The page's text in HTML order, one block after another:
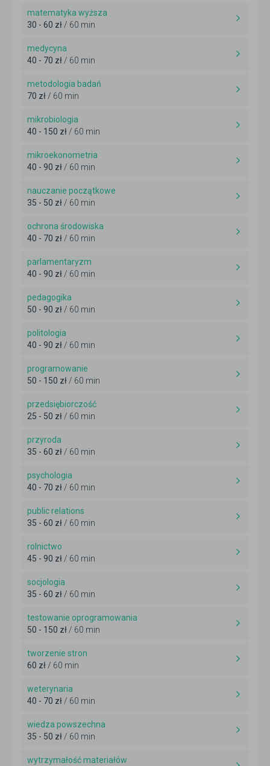
matematyka wyższa
30 - 60 zł/ 60 min
medycyna
40 - 70 zł/ 60 min
metodologia badań
70 zł/ 60 min
mikrobiologia
40 - 150 zł/ 60 min
mikroekonometria
40 - 90 zł/ 60 min
nauczanie początkowe
35 - 50 zł/ 60 min
ochrona środowiska
40 - 70 zł/ 60 min
parlamentaryzm
40 - 90 zł/ 60 min
pedagogika
50 - 90 zł/ 60 min
politologia
40 - 90 zł/ 60 min
programowanie
50 - 150 zł/ 60 min
przedsiębiorczość
25 - 50 zł/ 60 min
przyroda
35 - 60 zł/ 60 min
psychologia
40 - 70 zł/ 60 min
public relations
35 - 60 zł/ 60 min
rolnictwo
45 - 90 zł/ 60 min
socjologia
35 - 60 zł/ 60 min
testowanie oprogramowania
50 - 150 zł/ 60 min
tworzenie stron
60 zł/ 60 min
weterynaria
40 - 70 zł/ 60 min
wiedza powszechna
35 - 50 zł/ 60 min
wytrzymałość materiałów